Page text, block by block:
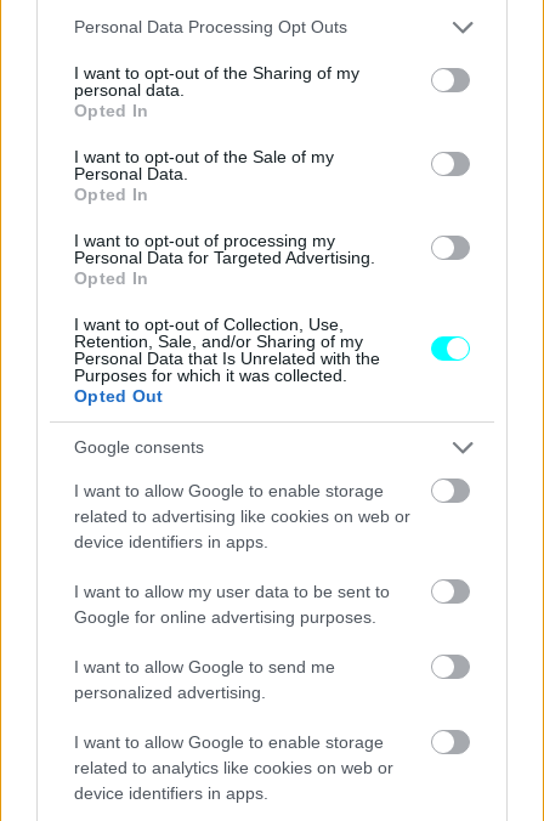
Please note that this website/app uses one or more Google
not limited to your visit or usage behaviour. You may click to
grant or deny consent to Google and its third-party tags to
use your data for below specified purposes in below Google
consent section.
Personal Data Processing Opt Outs
I want to opt-out of the Sharing of my
personal data.
Opted In
I want to opt-out of the Sale of my
Personal Data.
Opted In
I want to opt-out of processing my
Personal Data for Targeted Advertising.
Opted In
I want to opt-out of Collection, Use,
Retention, Sale, and/or Sharing of my
Personal Data that Is Unrelated with the
Purposes for which it was collected.
Opted Out
Google consents
I want to allow Google to enable storage
related to advertising like cookies on web or
device identifiers in apps.
I want to allow my user data to be sent to
Google for online advertising purposes.
I want to allow Google to send me
personalized advertising.
I want to allow Google to enable storage
related to analytics like cookies on web or
device identifiers in apps.
μοντέλα , μεταξύ των οποίων μιαLamborghini Huracan
Η λίστα συμπληρωνόταν απότέσσερα Mercedes G-
Classκαι ένα βαν με προσωπικό οδηγό, άμεσα
διαθέσιμος 24 ώρες το 24ωρο.
αγάπη του για τονBatman, τον οποίο θεωρεί
αγαπημένο του σούπερ-ήρωα
συμμετάσχει στην προώθηση μιας περιορισμένης έκδοσης
ποδοσφαιρικών παπουτσιών της σειράς«Puma x
Batman Future Z», τα οποία φόρεσε και σε επίσημο
αγώνα του γαλλικού πρωταθλήματος, όταν ήταν παίκτης
της Paris Saint-Germain.